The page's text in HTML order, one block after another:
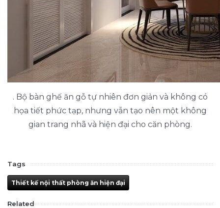
. Bộ bàn ghế ăn gỗ tự nhiên đơn giản và không có
họa tiết phức tạp, nhưng vẫn tạo nên một không
gian trang nhã và hiện đại cho căn phòng.
Tags
Thiết kế nội thất phòng ăn hiện đại
Related